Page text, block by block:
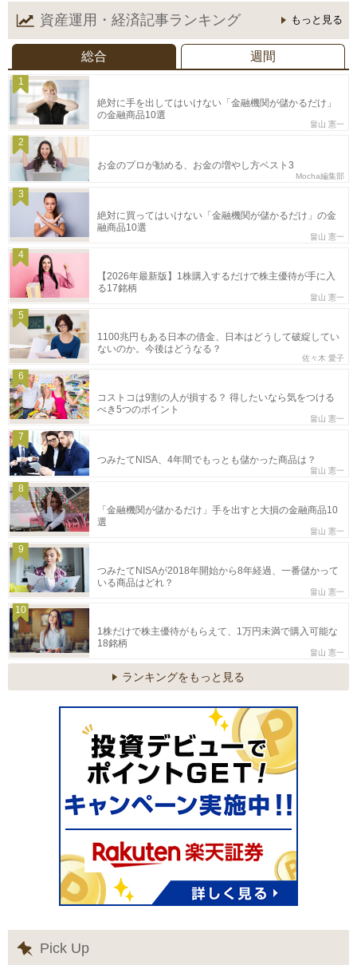
資産運用・経済記事ランキング もっと見る
総合 週間
1
絶対に手を出してはいけない「金融機関が儲かるだけ」
の金融商品10選
畠山 憲一
2
お金のプロが勧める、お金の増やし方ベスト3
Mocha編集部
3
絶対に買ってはいけない「金融機関が儲かるだけ」の金
融商品10選
畠山 憲一
4
【2026年最新版】1株購入するだけで株主優待が手に入
る17銘柄
畠山 憲一
5
1100兆円もある日本の借金、日本はどうして破綻してい
ないのか。今後はどうなる？
佐々木 愛子
6
コストコは9割の人が損する？ 得したいなら気をつける
べき5つのポイント
畠山 憲一
7
つみたてNISA、4年間でもっとも儲かった商品は？
畠山 憲一
8
「金融機関が儲かるだけ」手を出すと大損の金融商品10
選
畠山 憲一
9
つみたてNISAが2018年開始から8年経過、一番儲かって
いる商品はどれ？
畠山 憲一
10
1株だけで株主優待がもらえて、1万円未満で購入可能な
18銘柄
畠山 憲一
ランキングをもっと見る
Pick Up